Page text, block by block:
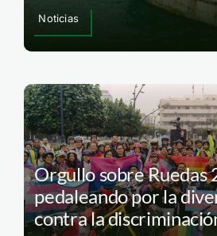
Noticias
Orgullo sobre Ruedas
pedaleando por la
contra la